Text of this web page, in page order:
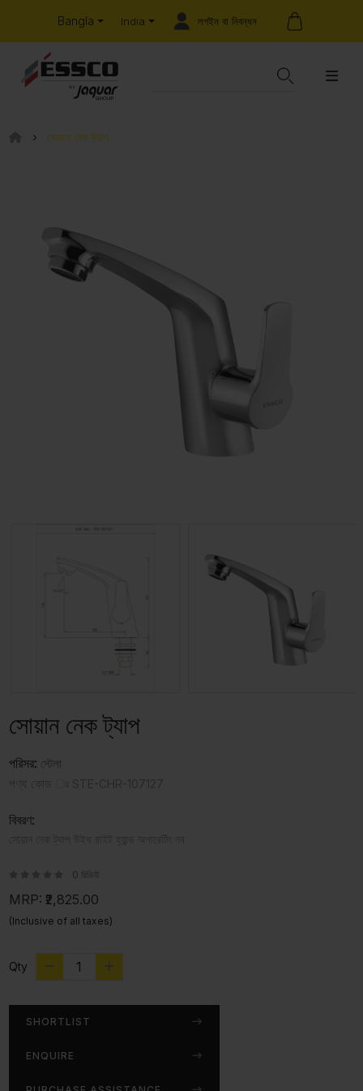
Bangla India লগইন বা নিবন্ধন
সোয়ান নেক ট্যাপ
সোয়ান নেক ট্যাপ
পরিসর: স্টেলা
বিবরণ:
0 রিভিউ
MRP: ₹2,825.00
(Inclusive of all taxes)
Qty
SHORTLIST
ENQUIRE